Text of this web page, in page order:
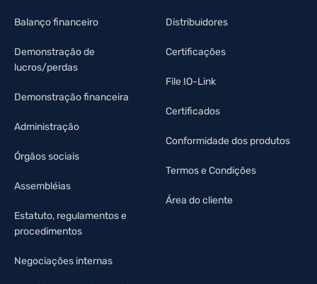
Balanço financeiro
Demonstração de
lucros/perdas
Demonstração financeira
Administração
Órgãos sociais
Assembléias
Estatuto, regulamentos e
procedimentos
Negociações internas
Distribuidores
Certificações
File IO-Link
Certificados
Conformidade dos produtos
Termos e Condições
Área do cliente